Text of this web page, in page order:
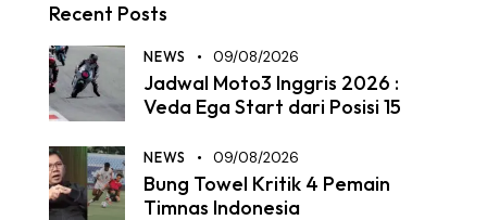
Recent Posts
NEWS 09/08/2026
Jadwal Moto3 Inggris 2026 :
Veda Ega Start dari Posisi 15
NEWS 09/08/2026
Bung Towel Kritik 4 Pemain
Timnas Indonesia